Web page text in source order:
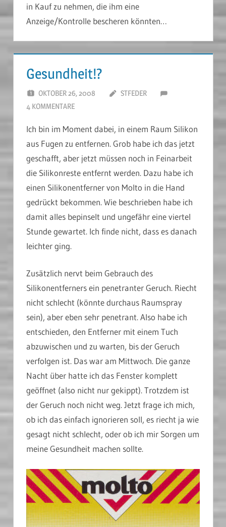
in Kauf zu nehmen, die ihm eine
Anzeige/Kontrolle bescheren könnten…
Gesundheit!?
OKTOBER 26, 2008
STFEDER
4 KOMMENTARE
Ich bin im Moment dabei, in einem Raum Silikon
aus Fugen zu entfernen. Grob habe ich das jetzt
geschafft, aber jetzt müssen noch in Feinarbeit
die Silikonreste entfernt werden. Dazu habe ich
einen Silikonentferner von Molto in die Hand
gedrückt bekommen. Wie beschrieben habe ich
damit alles bepinselt und ungefähr eine viertel
Stunde gewartet. Ich finde nicht, dass es danach
leichter ging.
Zusätzlich nervt beim Gebrauch des
Silikonentferners ein penetranter Geruch. Riecht
nicht schlecht (könnte durchaus Raumspray
sein), aber eben sehr penetrant. Also habe ich
entschieden, den Entferner mit einem Tuch
abzuwischen und zu warten, bis der Geruch
verfolgen ist. Das war am Mittwoch. Die ganze
Nacht über hatte ich das Fenster komplett
geöffnet (also nicht nur gekippt). Trotzdem ist
der Geruch noch nicht weg. Jetzt frage ich mich,
ob ich das einfach ignorieren soll, es riecht ja wie
gesagt nicht schlecht, oder ob ich mir Sorgen um
meine Gesundheit machen sollte.